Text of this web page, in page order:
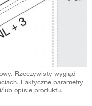
Rzeczywisty wygląd
Faktyczne parametry
lub opisie produktu.